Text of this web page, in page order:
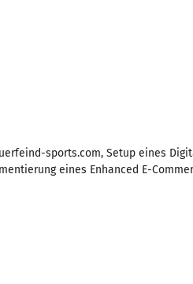
sports.com, Setup eines
eines Enhanced E-